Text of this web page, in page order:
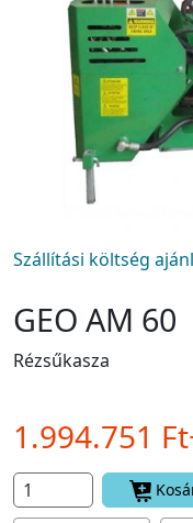
Szállítási költség
GEO AM 60
Rézsűkasza
1.994.751